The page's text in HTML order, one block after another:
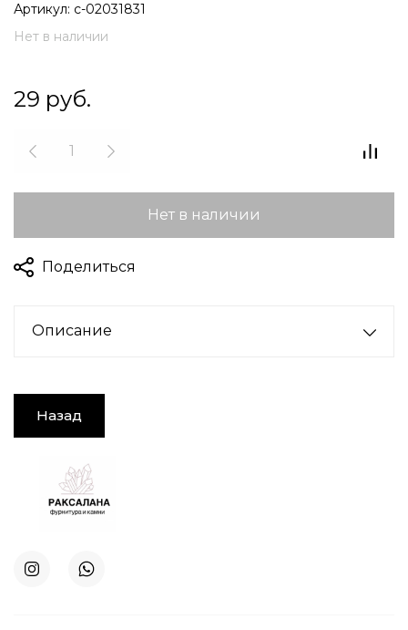
Артикул: с-02031831
Нет в наличии
29 руб.
Нет в наличии
Поделиться
Описание
Назад